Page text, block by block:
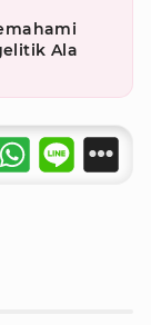
Ala